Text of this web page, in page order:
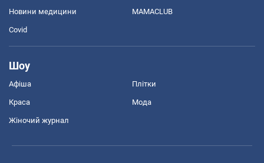
Новини медицини MAMACLUB
Covid
Шоу
Афіша Плітки
Краса Мода
Жіночий журнал